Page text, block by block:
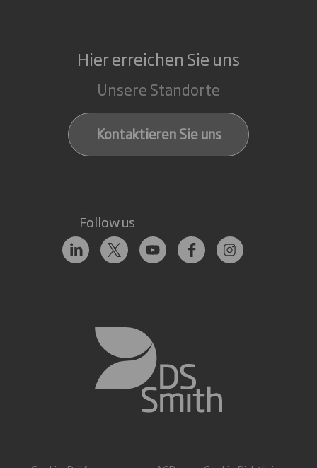
Hier erreichen Sie uns
Unsere Standorte
Kontaktieren Sie uns
Follow us